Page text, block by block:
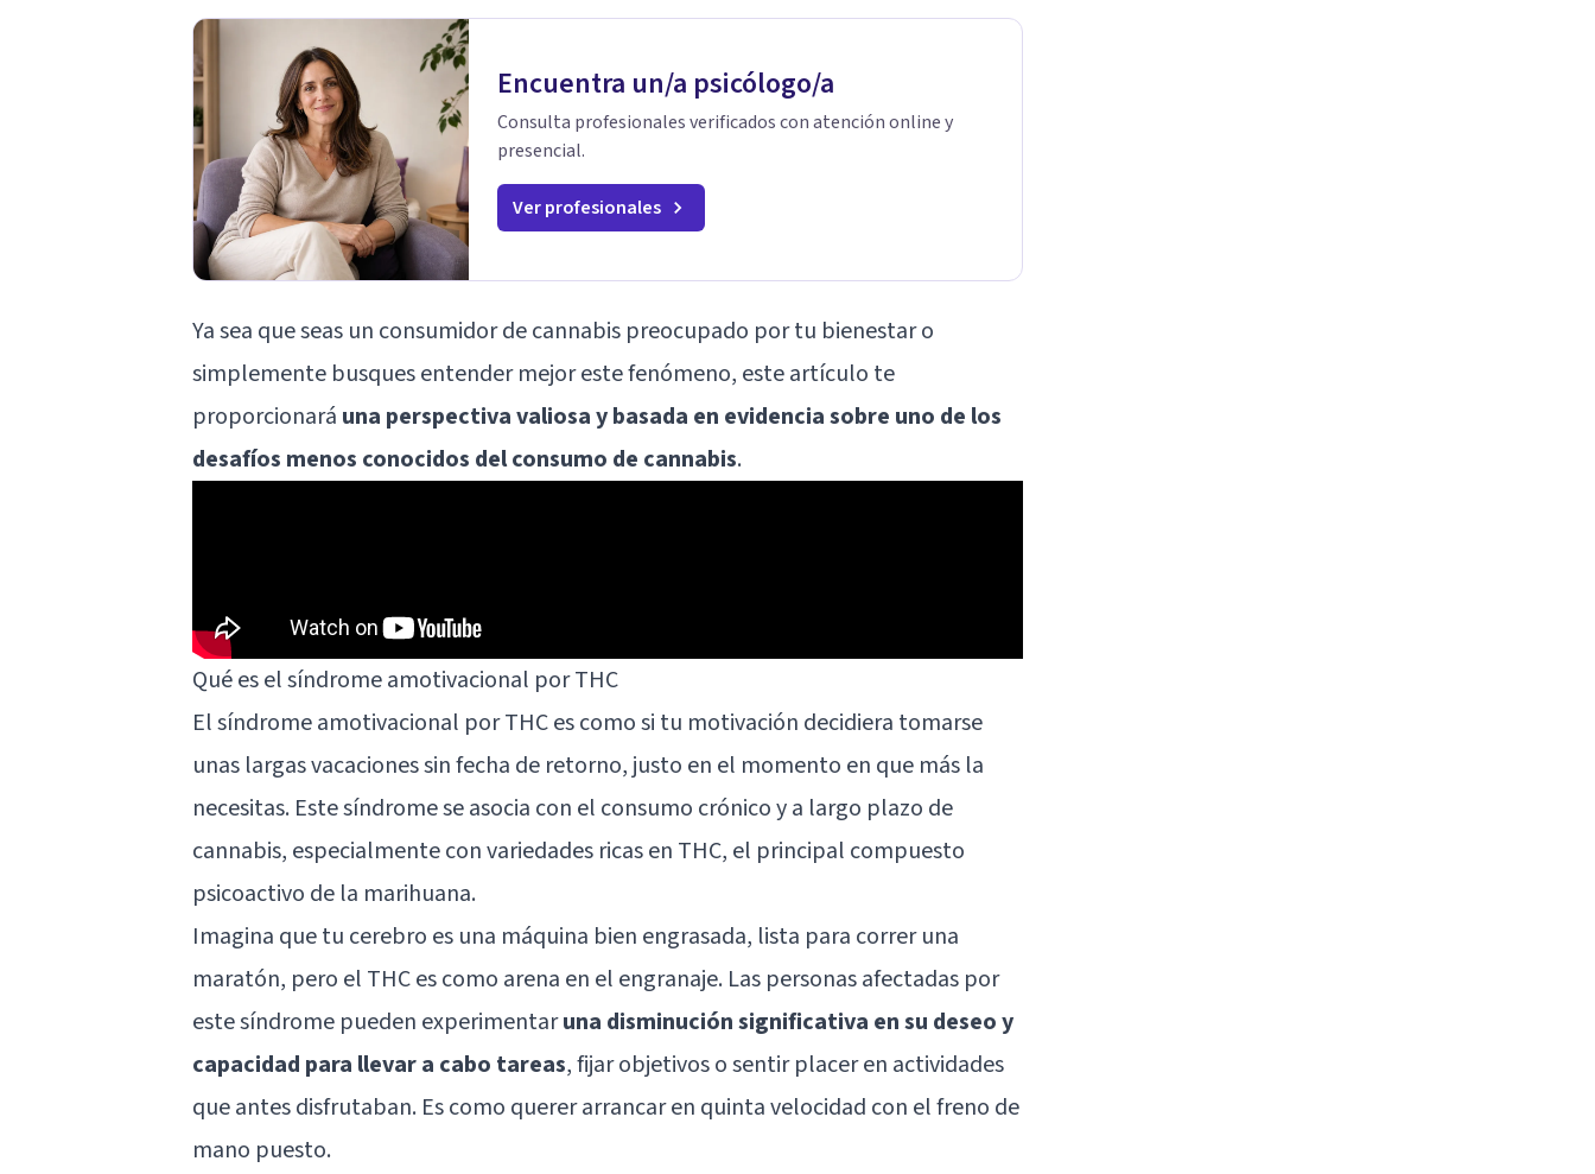
Encuentra un/a psicólogo/a
Consulta profesionales verificados con atención online y
presencial.
Ver profesionales
Ya sea que seas un consumidor de cannabis preocupado por tu bienestar o
simplemente busques entender mejor este fenómeno, este artículo te
proporcionará una perspectiva valiosa y basada en evidencia sobre uno de los
desafíos menos conocidos del consumo de cannabis.
Qué es el síndrome amotivacional por THC
El síndrome amotivacional por THC es como si tu motivación decidiera tomarse
unas largas vacaciones sin fecha de retorno, justo en el momento en que más la
necesitas. Este síndrome se asocia con el consumo crónico y a largo plazo de
cannabis, especialmente con variedades ricas en THC, el principal compuesto
psicoactivo de la marihuana.
Imagina que tu cerebro es una máquina bien engrasada, lista para correr una
maratón, pero el THC es como arena en el engranaje. Las personas afectadas por
este síndrome pueden experimentaruna disminución significativa en su deseo y
capacidad para llevar a cabo tareas, fijar objetivos o sentir placer en actividades
que antes disfrutaban. Es como querer arrancar en quinta velocidad con el freno de
mano puesto.